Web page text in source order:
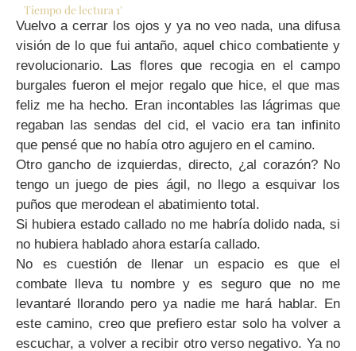
Tiempo de lectura 1'
Vuelvo a cerrar los ojos y ya no veo nada, una difusa
visión de lo que fui antaño, aquel chico combatiente y
revolucionario. Las flores que recogia en el campo
burgales fueron el mejor regalo que hice, el que mas
feliz me ha hecho. Eran incontables las lágrimas que
regaban las sendas del cid, el vacio era tan infinito
que pensé que no había otro agujero en el camino.
Otro gancho de izquierdas, directo, ¿al corazón? No
tengo un juego de pies ágil, no llego a esquivar los
puños que merodean el abatimiento total.
Si hubiera estado callado no me habría dolido nada, si
no hubiera hablado ahora estaría callado.
No es cuestión de llenar un espacio es que el
combate lleva tu nombre y es seguro que no me
levantaré llorando pero ya nadie me hará hablar. En
este camino, creo que prefiero estar solo ha volver a
escuchar, a volver a recibir otro verso negativo. Ya no